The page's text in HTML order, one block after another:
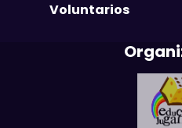
Voluntarios